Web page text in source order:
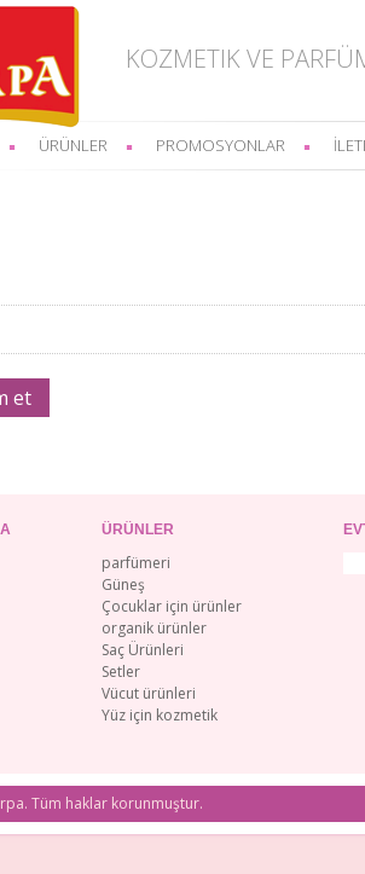
KOZMETIK VE
ÜRÜNLER PROMOSYONLAR
et
ÜRÜNLER
parfümeri
Güneş
Çocuklar için ürünler
organik ürünler
Saç Ürünleri
Setler
Vücut ürünleri
Yüz için kozmetik
Tüm haklar korunmuştur.